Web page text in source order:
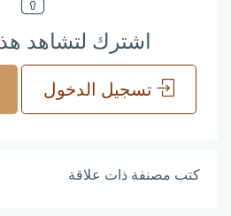
اشترك لتشاهد
تسجيل الدخول
كتب مصنفة ذات علاقة